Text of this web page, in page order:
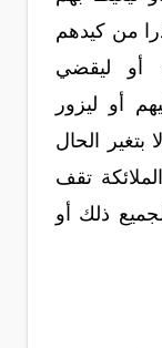
من كيدهم
أو ليقضي
أو ليزور
بتغير الحال
تقف
ذلك أو